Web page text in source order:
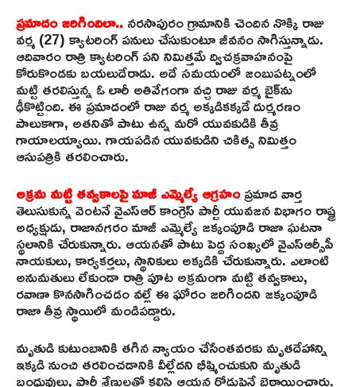
ప్రమాదం జరిగిందిలా..నరసాపురం గ్రామానికి చెందిన నొక్కి రాజు
వర్మ (27) క్యాటరింగ్ పనులు చేసుకుంటూ జీవనం సాగిస్తున్నాడు.
ఆదివారం రాత్రి క్యాటరింగ్ పని నిమిత్తమే ద్విచక్రవాహనంపై
కోరుకొండకు బయలుదేరాడు. అదే సమయంలో జంబుపట్నంలో
మట్టి తరలిస్తున్న ఓ లారీ అతివేగంగా వచ్చి రాజు వర్మ బైక్‌ను
ఢీకొట్టింది. ఈ ప్రమాదంలో రాజు వర్మ అక్కడికక్కడే దుర్మరణం
పాలుకాగా, అతనితో పాటు ఉన్న మరో యువకుడికి తీవ్ర
గాయాలయ్యాయి. గాయపడిన యువకుడిని చికిత్స నిమిత్తం
ఆసుపత్రికి తరలించారు.
అక్రమ మట్టి తవ్వకాలపై మాజీ ఎమ్మెల్యే ఆగ్రహంప్రమాద వార్త
తెలుసుకున్న వెంటనే వైఎస్ఆర్ కాంగ్రెస్ పార్టీ యువజన విభాగం రాష్ట్ర
అధ్యక్షుడు, రాజానగరం మాజీ ఎమ్మెల్యే జక్కంపూడి రాజా ఘటనా
స్థలానికి చేరుకున్నారు. ఆయనతో పాటు పెద్ద సంఖ్యలో వైఎస్ఆర్సీపీ
నాయకులు, కార్యకర్తలు, స్థానికులు అక్కడికి చేరుకున్నారు. ఎలాంటి
అనుమతులు లేకుండా రాత్రి పూట అక్రమంగా మట్టి తవ్వకాలు,
రవాణా కొనసాగించడం వల్లే ఈ ఘోరం జరిగిందని జక్కంపూడి
రాజా తీవ్ర స్థాయిలో మండిపడ్డారు.
మృతుడి కుటుంబానికి తగిన న్యాయం చేసేంతవరకు మృతదేహాన్ని
ఇక్కడి నుంచి తరలించడానికి వీల్లేదని భీష్మించుకుని మృతుడి
బంధువులు, పార్టీ శ్రేణులతో కలిసి ఆయన రోడ్డుపైనే బైఠాయించారు.